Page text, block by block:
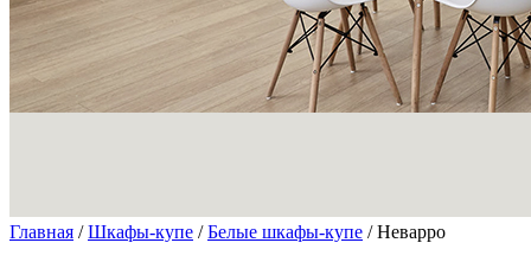
Главная /Шкафы-купе /Белые шкафы-купе / Неварро